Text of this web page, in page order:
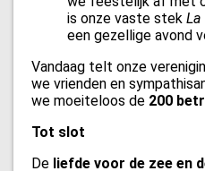
is onze vaste stek La
een gezellige avond
Vandaag telt onze
we vrienden en
we moeiteloos de 200
Tot slot
De liefde voor de zee en